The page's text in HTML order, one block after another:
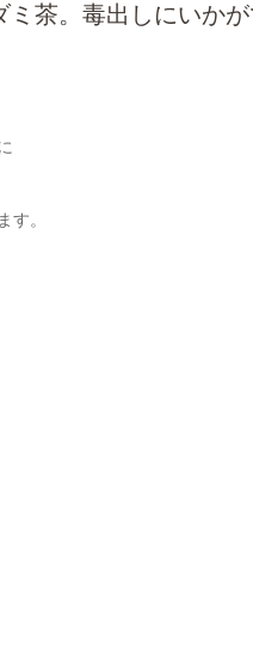
ミ茶。毒出しにいか
す。